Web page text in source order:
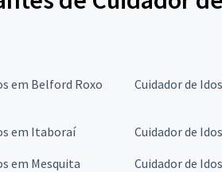
em Belford Roxo Cuidador de
em Itaboraí Cuidador de
em Mesquita Cuidador de